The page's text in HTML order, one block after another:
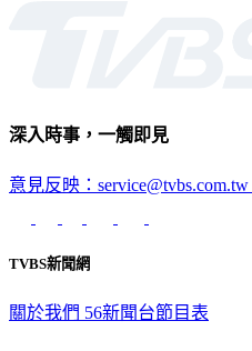
深入時事，一觸即見
意見反映：service@tvbs.com.tw
TVBS新聞網
關於我們 56新聞台節目表